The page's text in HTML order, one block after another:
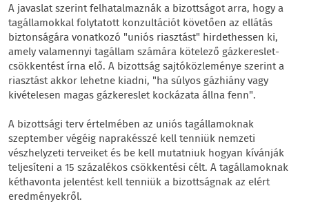
A javaslat szerint felhatalmaznák a bizottságot arra, hogy a
tagállamokkal folytatott konzultációt követően az ellátás
biztonságára vonatkozó "uniós riasztást" hirdethessen ki,
amely valamennyi tagállam számára kötelező gázkereslet-
csökkentést írna elő. A bizottság sajtóközleménye szerint a
riasztást akkor lehetne kiadni, "ha súlyos gázhiány vagy
kivételesen magas gázkereslet kockázata állna fenn".
A bizottsági terv értelmében az uniós tagállamoknak
szeptember végéig naprakésszé kell tenniük nemzeti
vészhelyzeti terveiket és be kell mutatniuk hogyan kívánják
teljesíteni a 15 százalékos csökkentési célt. A tagállamoknak
kéthavonta jelentést kell tenniük a bizottságnak az elért
eredményekről.